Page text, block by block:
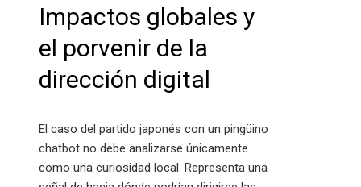
Impactos globales y
el porvenir de la
dirección digital
El caso del partido japonés con un pingüino
chatbot no debe analizarse únicamente
como una curiosidad local. Representa una